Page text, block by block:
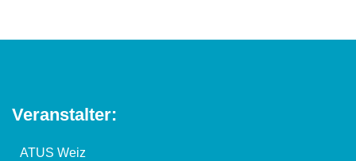
Veranstalter:
ATUS Weiz